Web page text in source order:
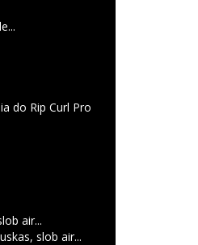
do Rip Curl Pro
air...
slob air...